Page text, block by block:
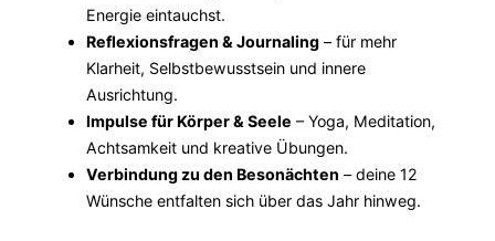
Energie eintauchst.
Reflexionsfragen & Journaling – für mehr
Klarheit, Selbstbewusstsein und innere
Ausrichtung.
Impulse für Körper & Seele – Yoga, Meditation,
Achtsamkeit und kreative Übungen.
Verbindung zu den Besonächten – deine 12
Wünsche entfalten sich über das Jahr hinweg.